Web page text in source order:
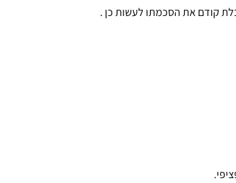
קודם את הסכמתו לעשות כן .
.